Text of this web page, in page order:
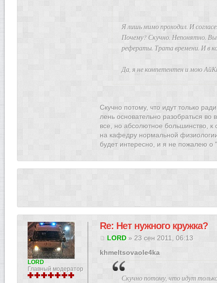
Я лишь мимо проходил. И
Почему? Скучно. Непонятно.
рефераты. Трата времени. И в
Да, я не компетентен и мою
Скучно потому, что идут только
лень основательно разобраться
все, но абсолютное большинство,
на кафедру нормальной
будет интересно, и я не пожалею о
Re: Нет нужного кружка?
LORD » 23 сен 2011, 06:13
khmeltsovaole4ka
Скучно потому, что идут
LORD
Главный модератор